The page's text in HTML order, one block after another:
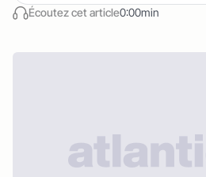
Écoutez cet article0:00min